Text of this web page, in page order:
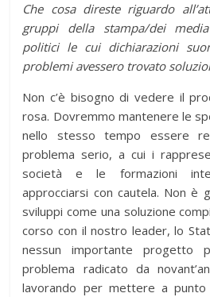
Che cosa direste riguardo
gruppi della stampa/dei
politici le cui dichiarazioni
problemi avessero trovato
Non c’è bisogno di vedere il
rosa. Dovremmo mantenere le
nello stesso tempo essere
problema serio, a cui i
società e le formazioni
approcciarsi con cautela. Non è
sviluppi come una soluzione
corso con il nostro leader, lo
nessun importante progetto
problema radicato da
lavorando per mettere a